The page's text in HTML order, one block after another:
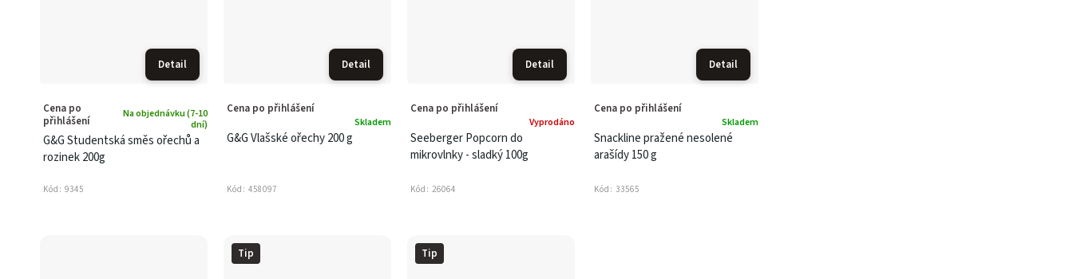
Detail
G&G Studentská směs ořechů a
rozinek 200g
Na objednávku (7-10
dní)
Cena po
přihlášení
Kód: 9345
Detail
G&G Vlašské ořechy 200 g
Skladem
Cena po přihlášení
Kód: 458097
Detail
Seeberger Popcorn do
mikrovlnky - sladký 100g
Vyprodáno
Cena po přihlášení
Kód: 26064
Detail
Snackline pražené nesolené
arašídy 150 g
Skladem
Cena po přihlášení
Kód: 33565
Tip Tip